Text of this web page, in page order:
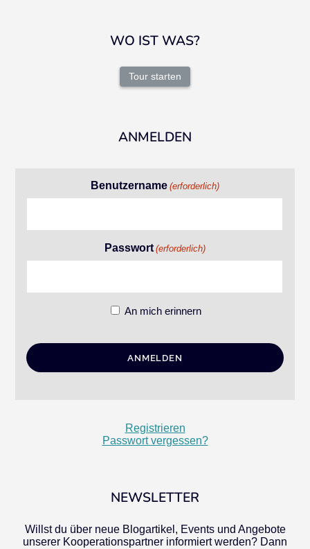
WO IST WAS?
Tour starten
ANMELDEN
Benutzername (erforderlich)
Passwort (erforderlich)
An mich erinnern
Registrieren
Passwort vergessen?
NEWSLETTER
Willst du über neue Blogartikel, Events und Angebote
unserer Kooperationspartner informiert werden? Dann